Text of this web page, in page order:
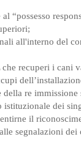
“possesso
all'interno del
recuperi i cani
re
istituzionale dei
il
segnalazioni